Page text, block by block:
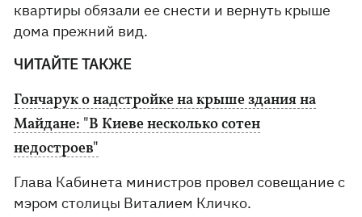
квартиры обязали ее снести и вернуть крыше
дома прежний вид.
ЧИТАЙТЕ ТАКЖЕ
Гончарук о надстройке на крыше здания на
Майдане: "В Киеве несколько сотен
недостроев"
Глава Кабинета министров провел совещание с
мэром столицы Виталием Кличко.